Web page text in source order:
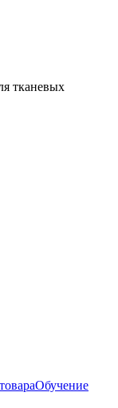
тканевых
Обучение